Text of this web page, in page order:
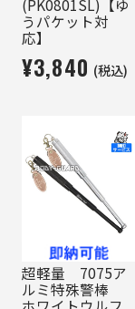
(PK0801SL)【ゆ
うパケット対
応】
¥3,840 (税込)
超軽量 7075ア
ルミ特殊警棒